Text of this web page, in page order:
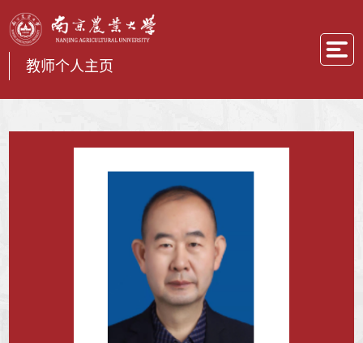
教师个人主页